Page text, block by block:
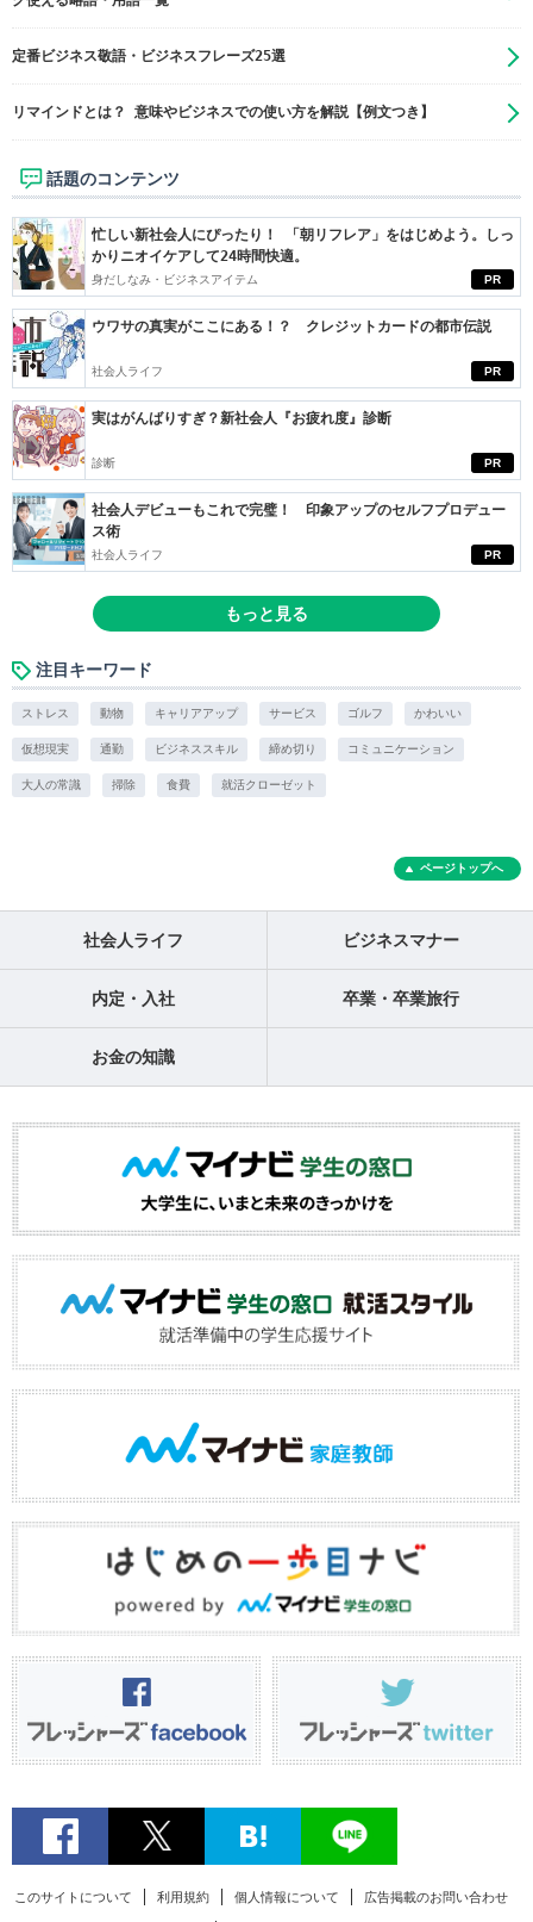
定番ビジネス敬語・ビジネスフレーズ25選
リマインドとは？ 意味やビジネスでの使い方を解説【例文つき】
話題のコンテンツ
PR
忙しい新社会人にぴったり！ 「朝リフレア」をはじめよう。しっ
かりニオイケアして24時間快適。
身だしなみ・ビジネスアイテム
PR
ウワサの真実がここにある！？ クレジットカードの都市伝説
社会人ライフ
PR
実はがんばりすぎ？新社会人『お疲れ度』診断
診断
PR
社会人デビューもこれで完璧！ 印象アップのセルフプロデュー
ス術
社会人ライフ
もっと見る
注目キーワード
ストレス 動物 キャリアアップ サービス ゴルフ かわいい
仮想現実 通勤 ビジネススキル 締め切り コミュニケーション
大人の常識 掃除 食費 就活クローゼット
ページトップへ
社会人ライフ ビジネスマナー
内定・入社 卒業・卒業旅行
お金の知識
このサイトについて 利用規約 個人情報について 広告掲載のお問い合わせ